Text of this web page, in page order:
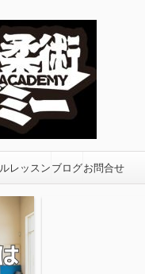
レッスンブログお問合せ